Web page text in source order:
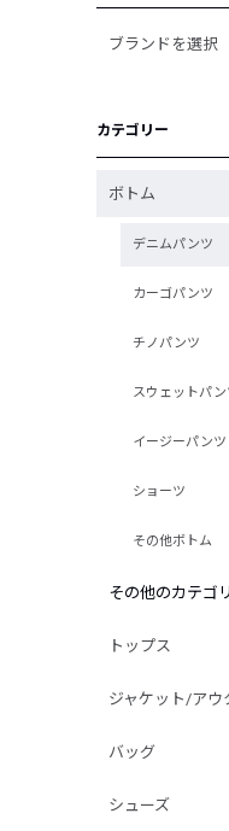
ブランドを選択
カテゴリー
ボトム
デニムパンツ
カーゴパンツ
チノパンツ
スウェットパン
イージーパンツ
ショーツ
その他ボトム
その他のカテゴリ
トップス
ジャケット/アウ
バッグ
シューズ